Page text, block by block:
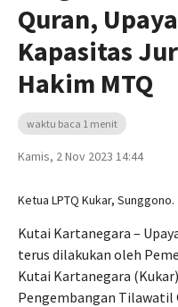
Quran,
Kapasitas
Hakim MTQ
waktu baca 1 menit
Kamis, 2 Nov 2023 14:44
Ketua LPTQ Kukar, Sunggono.
Kutai Kartanegara –
terus dilakukan oleh
Kutai Kartanegara
Pengembangan Tilawatil